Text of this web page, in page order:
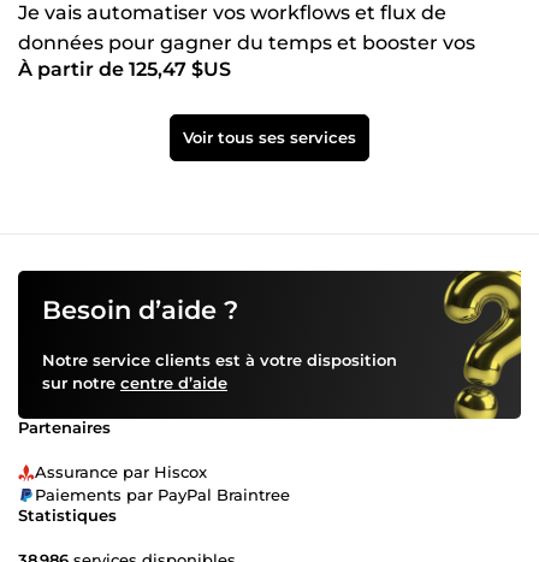
Je vais automatiser vos workflows et flux de
données pour gagner du temps et booster vos
process
À partir de 125,47 $US
Voir tous ses services
Besoin d’aide ?
Notre service clients est à votre disposition
sur notre centre d’aide
Partenaires
Assurance par Hiscox
Paiements par PayPal Braintree
Statistiques